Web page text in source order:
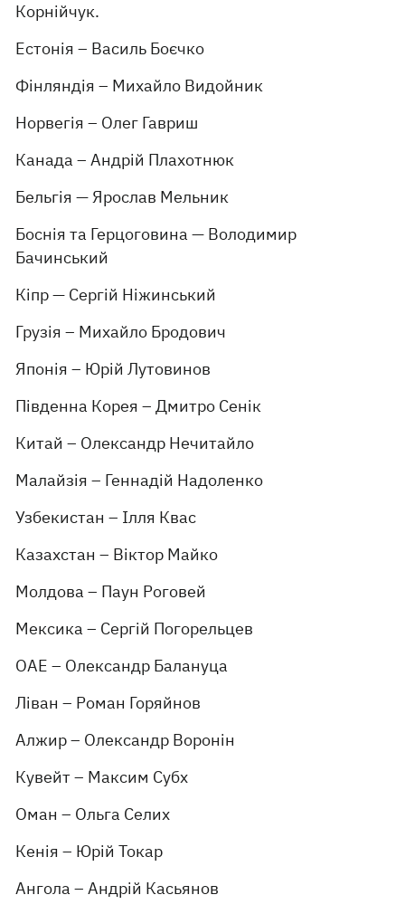
Корнійчук.
Естонія – Василь Боєчко
Фінляндія – Михайло Видойник
Норвегія – Олег Гавриш
Канада – Андрій Плахотнюк
Бельгія — Ярослав Мельник
Боснія та Герцоговина — Володимир
Бачинський
Кіпр — Сергій Ніжинський
Грузія – Михайло Бродович
Японія – Юрій Лутовинов
Південна Корея – Дмитро Сенік
Китай – Олександр Нечитайло
Малайзія – Геннадій Надоленко
Узбекистан – Ілля Квас
Казахстан – Віктор Майко
Молдова – Паун Роговей
Мексика – Сергій Погорельцев
ОАЕ – Олександр Балануца
Ліван – Роман Горяйнов
Алжир – Олександр Воронін
Кувейт – Максим Субх
Оман – Ольга Селих
Кенія – Юрій Токар
Ангола – Андрій Касьянов